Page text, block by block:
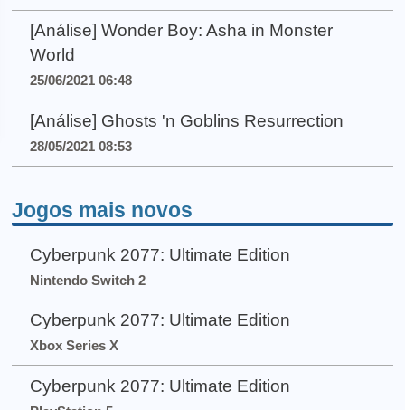
[Análise] Wonder Boy: Asha in Monster
World
25/06/2021 06:48
[Análise] Ghosts 'n Goblins Resurrection
28/05/2021 08:53
Jogos mais novos
Cyberpunk 2077: Ultimate Edition
Nintendo Switch 2
Cyberpunk 2077: Ultimate Edition
Xbox Series X
Cyberpunk 2077: Ultimate Edition